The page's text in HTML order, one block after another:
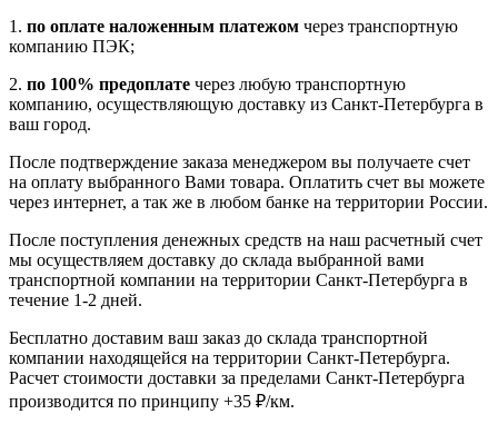
1. по оплате наложенным платежом через транспортную
компанию ПЭК;
2. по 100% предоплате через любую транспортную
компанию, осуществляющую доставку из Санкт-Петербурга в
ваш город.
После подтверждение заказа менеджером вы получаете счет
на оплату выбранного Вами товара. Оплатить счет вы можете
через интернет, а так же в любом банке на территории России.
После поступления денежных средств на наш расчетный счет
мы осуществляем доставку до склада выбранной вами
транспортной компании на территории Санкт-Петербурга в
течение 1-2 дней.
Бесплатно доставим ваш заказ до склада транспортной
компании находящейся на территории Санкт-Петербурга.
Расчет стоимости доставки за пределами Санкт-Петербурга
производится по принципу +35 ₽/км.